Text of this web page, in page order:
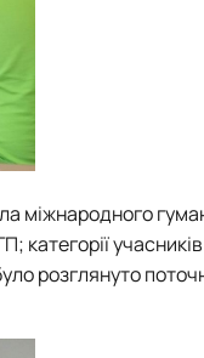
міжнародного
; категорії
розглянуто